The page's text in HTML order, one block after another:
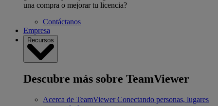
una compra o mejorar tu licencia?
Contáctanos
Empresa
Recursos
Descubre más sobre TeamViewer
Acerca de TeamViewer Conectando personas, lugares